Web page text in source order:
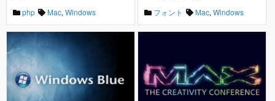
php Mac, Windows フォント Mac, Windows